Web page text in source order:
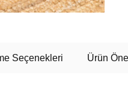
Seçenekleri Ürün